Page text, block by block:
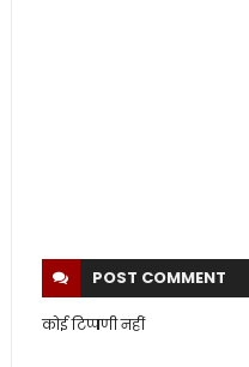
POST COMMENT
कोई टिप्पणी नहीं